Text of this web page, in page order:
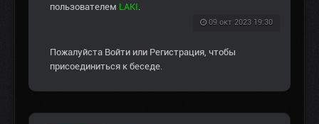
пользователем LAKI
09 окт 2023 19:30
Пожалуйста Войти или Регистрация , чтобы
присоединиться к беседе.